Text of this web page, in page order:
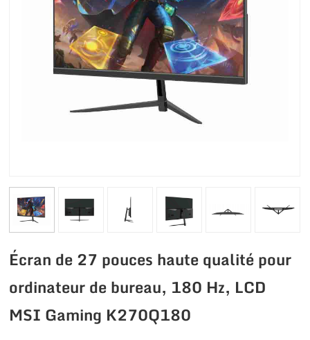
Écran de 27 pouces haute qualité pour
ordinateur de bureau, 180 Hz, LCD
MSI Gaming K270Q180